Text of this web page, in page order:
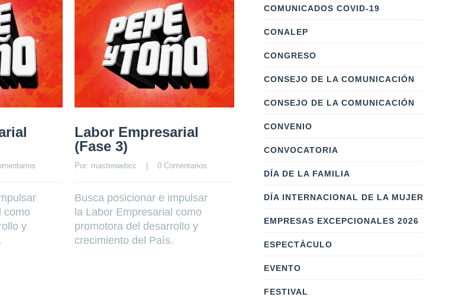
como
y
Labor Empresarial
(Fase 3)
Por: masterwebcc
    |
0 Comentarios
Busca posicionar e impulsar
la Labor Empresarial como
promotora del desarrollo y
crecimiento del País.
Labor Empresarial
(Fase 4)
Busca posicionar e impulsar
promotora del desarrollo y
crecimiento del País.
de lectura.
COMUNICADOS COVID-19
CONALEP
CONGRESO
CONSEJO DE LA COMUNICACIÓN
CONSEJO DE LA COMUNICACIÓN
CONVENIO
CONVOCATORIA
DÍA DE LA FAMILIA
DÍA INTERNACIONAL DE LA MUJER
EMPRESAS EXCEPCIONALES 2026
ESPECTÁCULO
EVENTO
FESTIVAL